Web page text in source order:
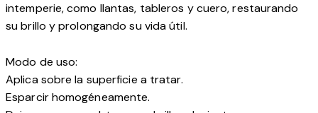
intemperie, como llantas, tableros y cuero, restaurando
su brillo y prolongando su vida útil.
Modo de uso:
Aplica sobre la superficie a tratar.
Esparcir homogéneamente.